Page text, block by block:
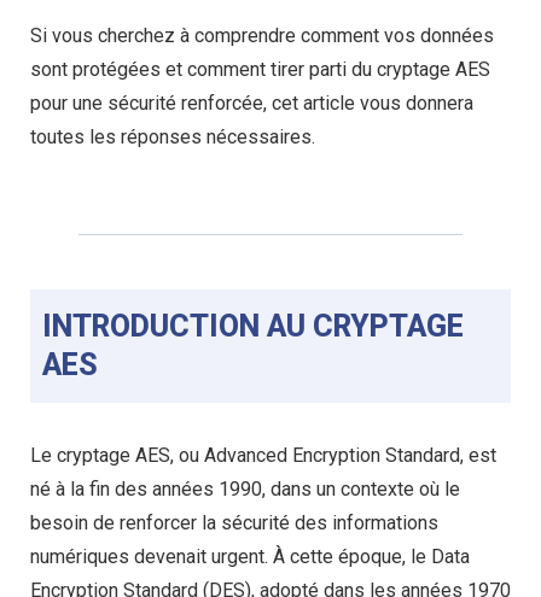
Si vous cherchez à comprendre comment vos données
sont protégées et comment tirer parti du cryptage AES
pour une sécurité renforcée, cet article vous donnera
toutes les réponses nécessaires.
INTRODUCTION AU CRYPTAGE
AES
Le cryptage AES, ou Advanced Encryption Standard, est
né à la fin des années 1990, dans un contexte où le
besoin de renforcer la sécurité des informations
numériques devenait urgent. À cette époque, le Data
Encryption Standard (DES), adopté dans les années 1970